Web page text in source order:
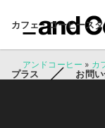
カフェ・コーヒース
プラス お問
アンドコーヒー » カ